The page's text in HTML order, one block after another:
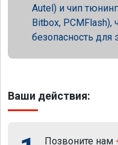
Autel) и чип
Bitbox, PCMFlash),
безопасность для
Ваши действия:
Позвоните нам